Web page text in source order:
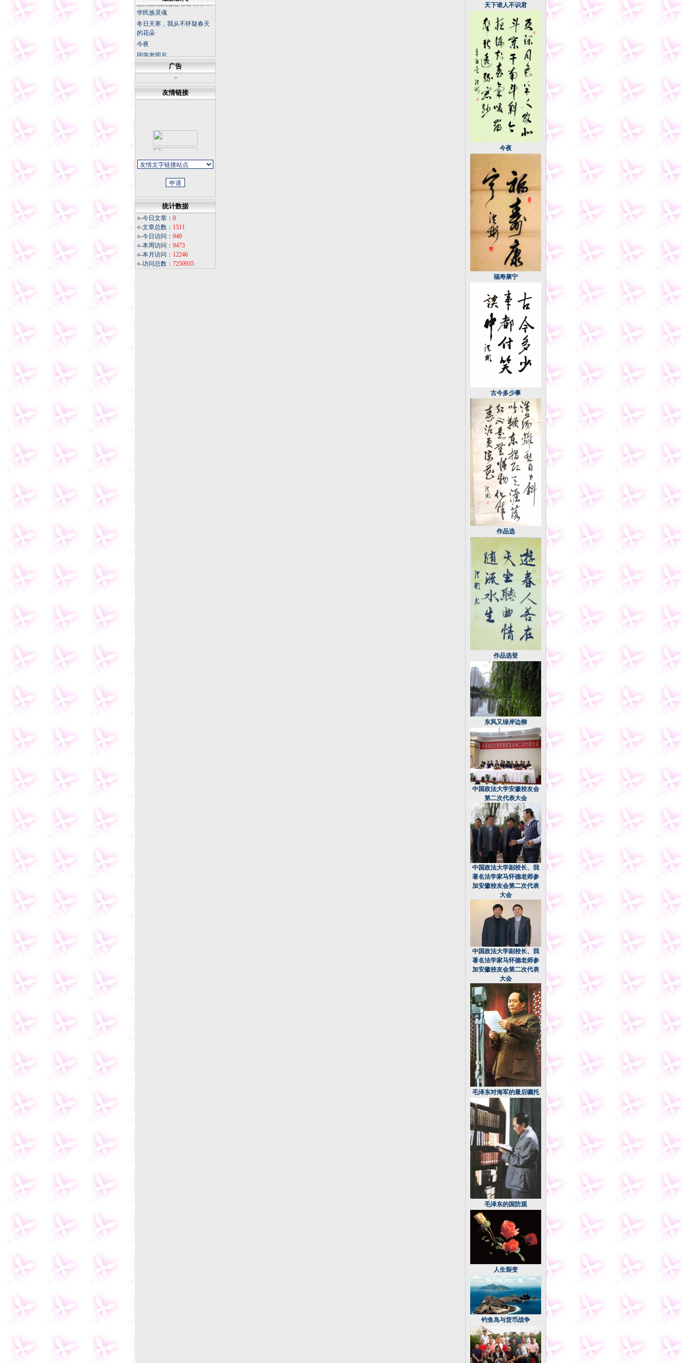
华民族灵魂
冬日天寒，我从不怀疑春天
的花朵
今夜
同学老照片
福寿康宁
微信记录怎样才能成为证据
广告
>
友情链接
统计数据
○-今日文章： 0
○-文章总数： 1511
○-今日访问： 949
○-本周访问： 9473
○-本月访问： 12246
○-访问总数： 7250935
天下谁人不识君
今夜
福寿康宁
古今多少事
作品选
作品选登
东风又绿岸边柳
中国政法大学安徽校友会
第二次代表大会
中国政法大学副校长、我
著名法学家马怀德老师参
加安徽校友会第二次代表
大会
中国政法大学副校长、我
著名法学家马怀德老师参
加安徽校友会第二次代表
大会
毛泽东对海军的最后嘱托
毛泽东的国防观
人生裂变
钓鱼岛与货币战争